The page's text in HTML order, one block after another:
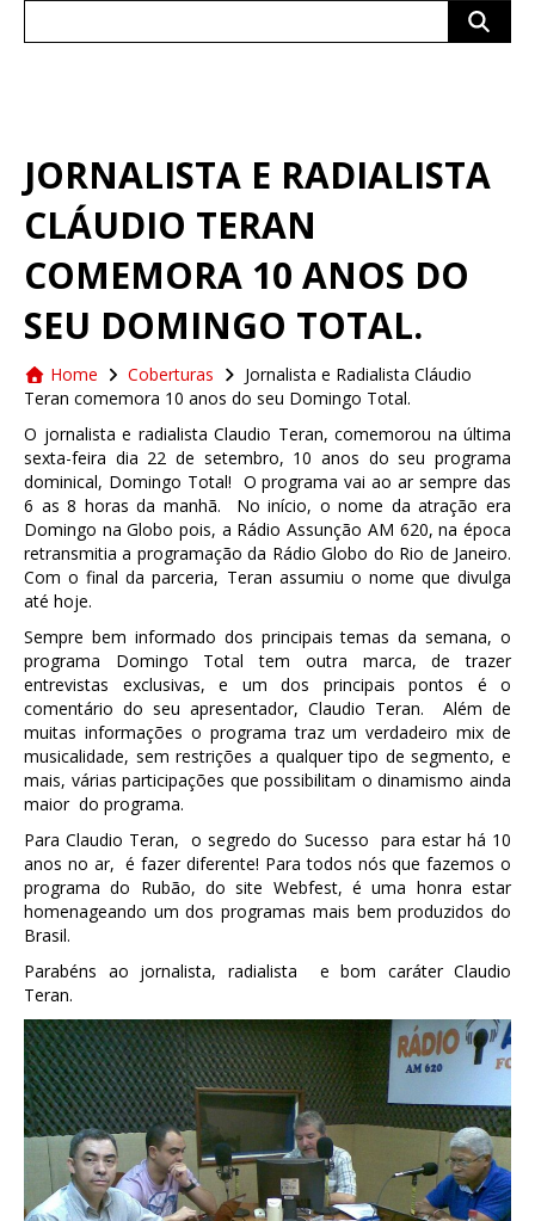
JORNALISTA E RADIALISTA
CLÁUDIO TERAN
COMEMORA 10 ANOS DO
SEU DOMINGO TOTAL.
Home Coberturas
Jornalista e Radialista Cláudio
Teran comemora 10 anos do seu Domingo Total.
O jornalista e radialista Claudio Teran, comemorou na última
sexta-feira dia 22 de setembro, 10 anos do seu programa
dominical, Domingo Total! O programa vai ao ar sempre das
6 as 8 horas da manhã. No início, o nome da atração era
Domingo na Globo pois, a Rádio Assunção AM 620, na época
retransmitia a programação da Rádio Globo do Rio de Janeiro.
Com o final da parceria, Teran assumiu o nome que divulga
até hoje.
Sempre bem informado dos principais temas da semana, o
programa Domingo Total tem outra marca, de trazer
entrevistas exclusivas, e um dos principais pontos é o
comentário do seu apresentador, Claudio Teran. Além de
muitas informações o programa traz um verdadeiro mix de
musicalidade, sem restrições a qualquer tipo de segmento, e
mais, várias participações que possibilitam o dinamismo ainda
maior do programa.
Para Claudio Teran, o segredo do Sucesso para estar há 10
anos no ar, é fazer diferente! Para todos nós que fazemos o
programa do Rubão, do site Webfest, é uma honra estar
homenageando um dos programas mais bem produzidos do
Brasil.
Parabéns ao jornalista, radialista e bom caráter Claudio
Teran.